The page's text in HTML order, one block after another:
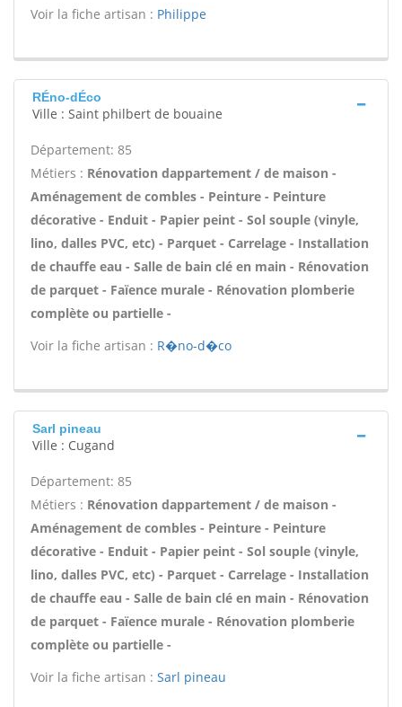
Voir la fiche artisan : Philippe
RÉno-dÉco
Ville : Saint philbert de bouaine
Département: 85
Métiers : Rénovation dappartement / de maison -
Aménagement de combles - Peinture - Peinture
décorative - Enduit - Papier peint - Sol souple (vinyle,
lino, dalles PVC, etc) - Parquet - Carrelage - Installation
de chauffe eau - Salle de bain clé en main - Rénovation
de parquet - Faïence murale - Rénovation plomberie
complète ou partielle -
Voir la fiche artisan : R�no-d�co
Sarl pineau
Ville : Cugand
Département: 85
Métiers : Rénovation dappartement / de maison -
Aménagement de combles - Peinture - Peinture
décorative - Enduit - Papier peint - Sol souple (vinyle,
lino, dalles PVC, etc) - Parquet - Carrelage - Installation
de chauffe eau - Salle de bain clé en main - Rénovation
de parquet - Faïence murale - Rénovation plomberie
complète ou partielle -
Voir la fiche artisan : Sarl pineau